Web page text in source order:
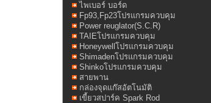
ไพเบอร์ บอร์ด
Fp93,Fp23โปรแกรมควบคุม
Power reuglator(S.C.R)
TAIEโปรแกรมควบคุม
Honeywellโปรแกรมควบคุม
Shimadenโปรแกรมควบคุม
Shinkoโปรแกรมควบคุม
สายพาน
กล่องจุดแก๊สอัตโนมัติ
เขี้ยวสปาร์ค Spark Rod